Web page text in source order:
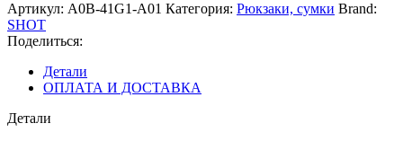
л
Артикул: A0B-41G1-A01 Категория: Рюкзаки, сумки Brand:
SHOT
Поделиться:
Детали
ОПЛАТА И ДОСТАВКА
Детали